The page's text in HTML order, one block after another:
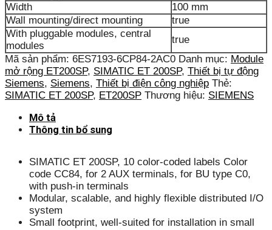
Width
100 mm
Wall mounting/direct mounting
true
With pluggable modules, central
modules
true
Mã sản phẩm: 6ES7193-6CP84-2AC0 Danh mục: Module
mở rộng ET200SP, SIMATIC ET 200SP, Thiết bị tự động
Siemens, Siemens, Thiết bị điện công nghiệp Thẻ:
SIMATIC ET 200SP, ET200SP Thương hiệu: SIEMENS
Mô tả
Thông tin bổ sung
SIMATIC ET 200SP, 10 color-coded labels Color
code CC84, for 2 AUX terminals, for BU type C0,
with push-in terminals
Modular, scalable, and highly flexible distributed I/O
system
Small footprint, well-suited for installation in small